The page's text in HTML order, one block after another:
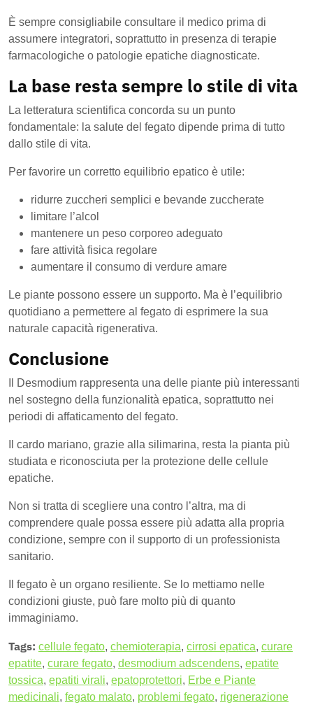
È sempre consigliabile consultare il medico prima di
assumere integratori, soprattutto in presenza di terapie
farmacologiche o patologie epatiche diagnosticate.
La base resta sempre lo stile di vita
La letteratura scientifica concorda su un punto
fondamentale: la salute del fegato dipende prima di tutto
dallo stile di vita.
Per favorire un corretto equilibrio epatico è utile:
ridurre zuccheri semplici e bevande zuccherate
limitare l’alcol
mantenere un peso corporeo adeguato
fare attività fisica regolare
aumentare il consumo di verdure amare
Le piante possono essere un supporto. Ma è l’equilibrio
quotidiano a permettere al fegato di esprimere la sua
naturale capacità rigenerativa.
Conclusione
Il Desmodium rappresenta una delle piante più interessanti
nel sostegno della funzionalità epatica, soprattutto nei
periodi di affaticamento del fegato.
Il cardo mariano, grazie alla silimarina, resta la pianta più
studiata e riconosciuta per la protezione delle cellule
epatiche.
Non si tratta di scegliere una contro l’altra, ma di
comprendere quale possa essere più adatta alla propria
condizione, sempre con il supporto di un professionista
sanitario.
Il fegato è un organo resiliente. Se lo mettiamo nelle
condizioni giuste, può fare molto più di quanto
immaginiamo.
Tags: cellule fegato, chemioterapia, cirrosi epatica, curare
epatite, curare fegato, desmodium adscendens, epatite
tossica, epatiti virali, epatoprotettori, Erbe e Piante
medicinali, fegato malato, problemi fegato, rigenerazione